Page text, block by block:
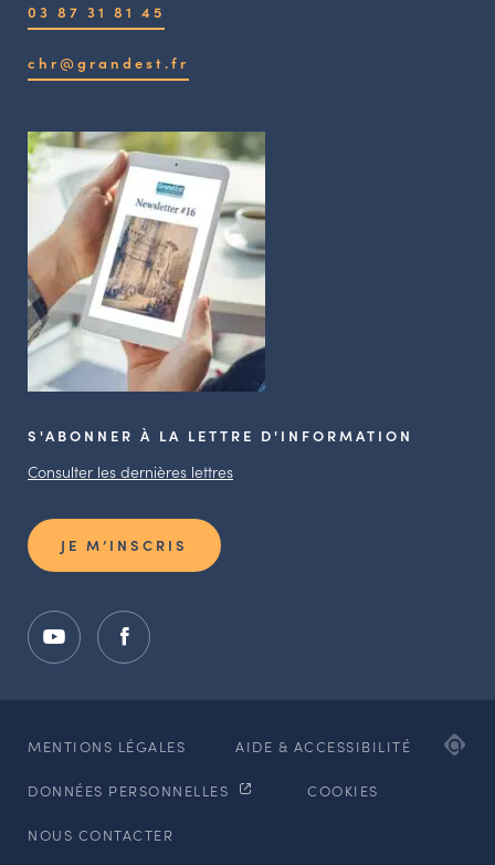
03 87 31 81 45
chr@grandest.fr
S'ABONNER À LA LETTRE D'INFORMATION
Consulter les dernières lettres
JE M’INSCRIS
MENTIONS LÉGALES AIDE & ACCESSIBILITÉ
DONNÉES PERSONNELLES COOKIES
NOUS CONTACTER